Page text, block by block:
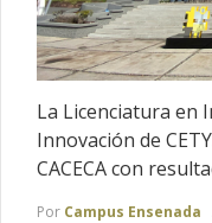
La Licenciatura en
Innovación de
CACECA con
Por Campus Ensenada